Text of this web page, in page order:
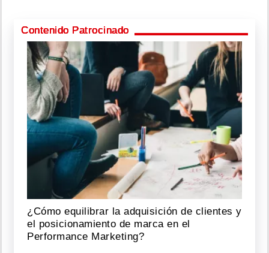
Contenido Patrocinado
¿Cómo equilibrar la adquisición de clientes y
el posicionamiento de marca en el
Performance Marketing?